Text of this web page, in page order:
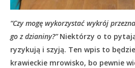
“Czy mogę wykorzystać wykrój
go z dzianiny?”Niektórzy o to
ryzykują i szyją. Ten wpis to
krawieckie mrowisko, bo pewnie